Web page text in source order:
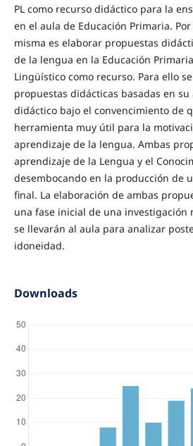
PL como recurso didáctico para la
en el aula de Educación Primaria.
misma es elaborar propuestas
de la lengua en la Educación
Lingüístico como recurso. Para ello
propuestas didácticas basadas en
didáctico bajo el convencimiento de
herramienta muy útil para la
aprendizaje de la lengua. Ambas
aprendizaje de la Lengua y el
desembocando en la producción de
final. La elaboración de ambas
una fase inicial de una investigación
se llevarán al aula para analizar
idoneidad.
Downloads